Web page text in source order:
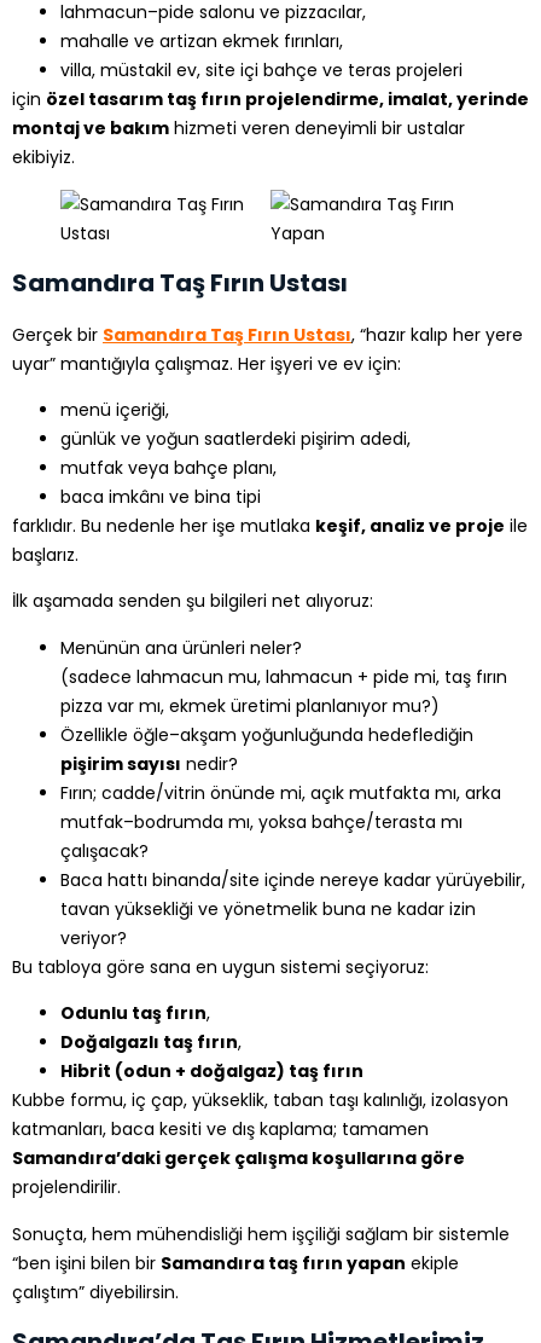
lahmacun–pide salonu ve pizzacılar,
mahalle ve artizan ekmek fırınları,
villa, müstakil ev, site içi bahçe ve teras projeleri
için özel tasarım taş fırın projelendirme, imalat, yerinde
montaj ve bakım hizmeti veren deneyimli bir ustalar
ekibiyiz.
Samandıra Taş Fırın Ustası
Gerçek bir Samandıra Taş Fırın Ustası, “hazır kalıp her yere
uyar” mantığıyla çalışmaz. Her işyeri ve ev için:
menü içeriği,
günlük ve yoğun saatlerdeki pişirim adedi,
mutfak veya bahçe planı,
baca imkânı ve bina tipi
farklıdır. Bu nedenle her işe mutlaka keşif, analiz ve proje ile
başlarız.
İlk aşamada senden şu bilgileri net alıyoruz:
Menünün ana ürünleri neler?
(sadece lahmacun mu, lahmacun + pide mi, taş fırın
pizza var mı, ekmek üretimi planlanıyor mu?)
Özellikle öğle–akşam yoğunluğunda hedeflediğin
pişirim sayısı nedir?
Fırın; cadde/vitrin önünde mi, açık mutfakta mı, arka
mutfak–bodrumda mı, yoksa bahçe/terasta mı
çalışacak?
Baca hattı binanda/site içinde nereye kadar yürüyebilir,
tavan yüksekliği ve yönetmelik buna ne kadar izin
veriyor?
Bu tabloya göre sana en uygun sistemi seçiyoruz:
Odunlu taş fırın,
Doğalgazlı taş fırın,
Hibrit (odun + doğalgaz) taş fırın
Kubbe formu, iç çap, yükseklik, taban taşı kalınlığı, izolasyon
katmanları, baca kesiti ve dış kaplama; tamamen
Samandıra’daki gerçek çalışma koşullarına göre
projelendirilir.
Sonuçta, hem mühendisliği hem işçiliği sağlam bir sistemle
“ben işini bilen bir Samandıra taş fırın yapan ekiple
çalıştım” diyebilirsin.